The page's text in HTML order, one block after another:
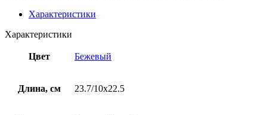
Характеристики
Характеристики
Цвет Бежевый
Длина, см 23.7/10х22.5